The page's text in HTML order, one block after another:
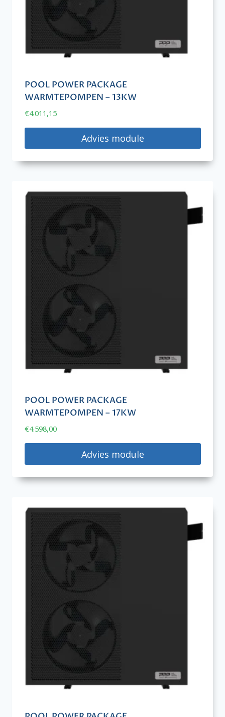
POOL POWER PACKAGE
WARMTEPOMPEN – 13KW
€4.011,15
Advies module
POOL POWER PACKAGE
WARMTEPOMPEN – 17KW
€4.598,00
Advies module